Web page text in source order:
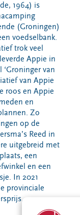
1964) is
(Groningen)
voedselbank.
trok veel
Appie in
van
van Appie
roos en Appie
en
Zo
op de
Reed in
uitgebreid met
een
en een
In 2021
provinciale